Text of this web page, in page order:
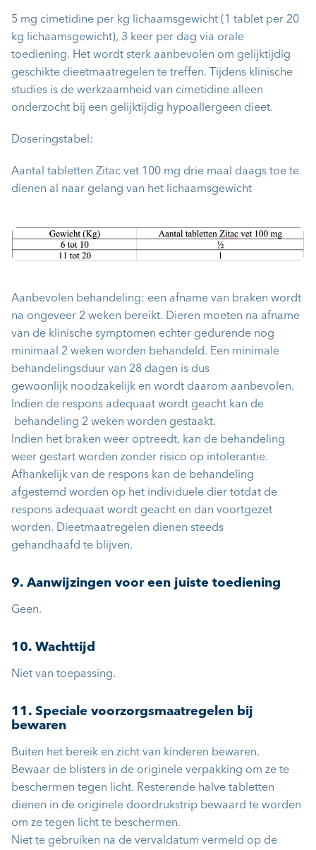
5 mg cimetidine per kg lichaamsgewicht (1 tablet per 20
kg lichaamsgewicht), 3 keer per dag via orale
toediening. Het wordt sterk aanbevolen om gelijktijdig
geschikte dieetmaatregelen te treffen. Tijdens klinische
studies is de werkzaamheid van cimetidine alleen
onderzocht bij een gelijktijdig hypoallergeen dieet.
Doseringstabel:
Aantal tabletten Zitac vet 100 mg drie maal daags toe te
dienen al naar gelang van het lichaamsgewicht
Aanbevolen behandeling: een afname van braken wordt
na ongeveer 2 weken bereikt. Dieren moeten na afname
van de klinische symptomen echter gedurende nog
minimaal 2 weken worden behandeld. Een minimale
behandelingsduur van 28 dagen is dus
gewoonlijk noodzakelijk en wordt daarom aanbevolen.
Indien de respons adequaat wordt geacht kan de
behandeling 2 weken worden gestaakt.
Indien het braken weer optreedt, kan de behandeling
weer gestart worden zonder risico op intolerantie.
Afhankelijk van de respons kan de behandeling
afgestemd worden op het individuele dier totdat de
respons adequaat wordt geacht en dan voortgezet
worden. Dieetmaatregelen dienen steeds
gehandhaafd te blijven.
9. Aanwijzingen voor een juiste toediening
Geen.
10. Wachttijd
Niet van toepassing.
11. Speciale voorzorgsmaatregelen bij
bewaren
Buiten het bereik en zicht van kinderen bewaren.
Bewaar de blisters in de originele verpakking om ze te
beschermen tegen licht. Resterende halve tabletten
dienen in de originele doordrukstrip bewaard te worden
om ze tegen licht te beschermen.
Niet te gebruiken na de vervaldatum vermeld op de